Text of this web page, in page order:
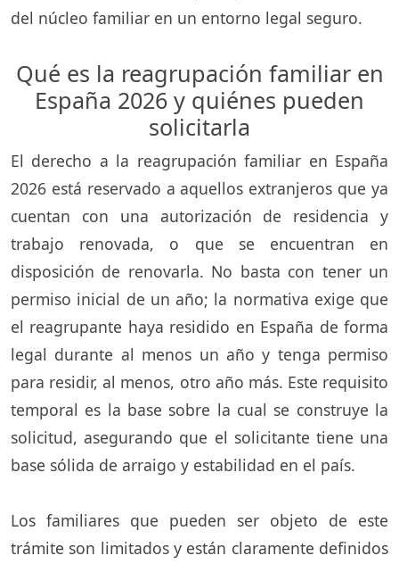
del núcleo familiar en un entorno legal seguro.
Qué es la reagrupación familiar en
España 2026 y quiénes pueden
solicitarla
El derecho a la reagrupación familiar en España
2026 está reservado a aquellos extranjeros que ya
cuentan con una autorización de residencia y
trabajo renovada, o que se encuentran en
disposición de renovarla. No basta con tener un
permiso inicial de un año; la normativa exige que
el reagrupante haya residido en España de forma
legal durante al menos un año y tenga permiso
para residir, al menos, otro año más. Este requisito
temporal es la base sobre la cual se construye la
solicitud, asegurando que el solicitante tiene una
base sólida de arraigo y estabilidad en el país.
Los familiares que pueden ser objeto de este
trámite son limitados y están claramente definidos